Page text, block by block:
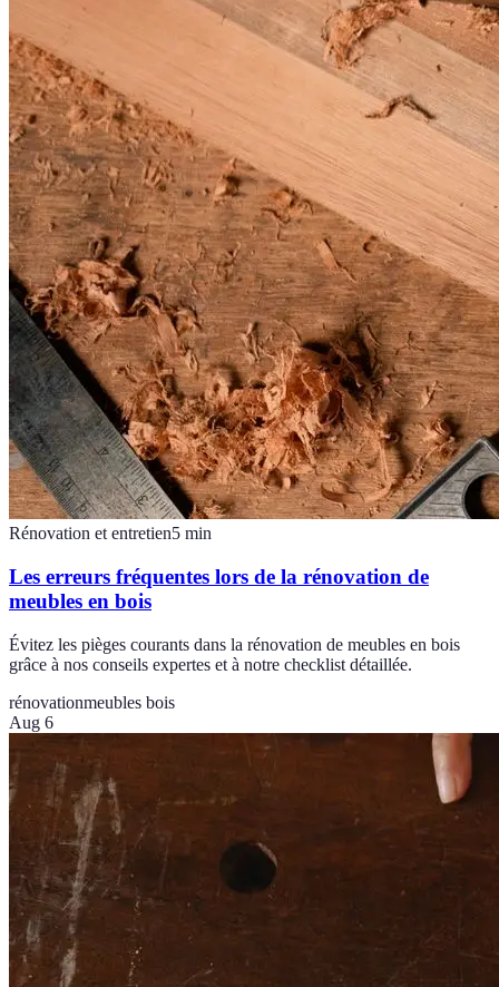
Rénovation et entretien5 min
Les erreurs fréquentes lors de la rénovation de
meubles en bois
Évitez les pièges courants dans la rénovation de meubles en bois
grâce à nos conseils expertes et à notre checklist détaillée.
rénovationmeubles bois
Aug 6